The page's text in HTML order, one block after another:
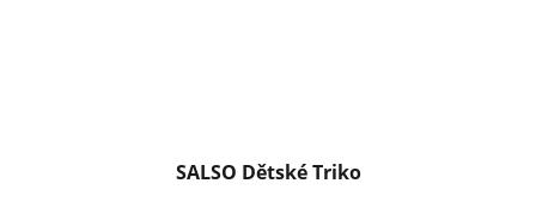
SALSO Dětské Triko